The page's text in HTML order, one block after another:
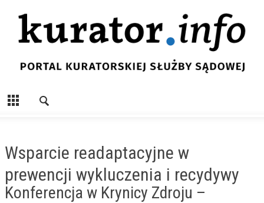
Wsparcie readaptacyjne w
prewencji wykluczenia i recydywy
Konferencja w Krynicy Zdroju –